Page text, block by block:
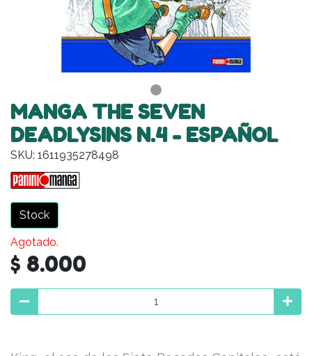
MANGA THE SEVEN
DEADLYSINS N.4 - ESPAÑOL
SKU: 1611935278498
Stock
Agotado.
$ 8.000